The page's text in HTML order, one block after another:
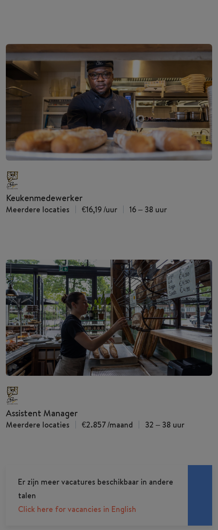
Keukenmedewerker
Meerdere locaties €16,19/uur 16 – 38 uur
Assistent Manager
Meerdere locaties €2.857/maand 32 – 38 uur
Er zijn meer vacatures beschikbaar in andere
talen
Click here for vacancies in English